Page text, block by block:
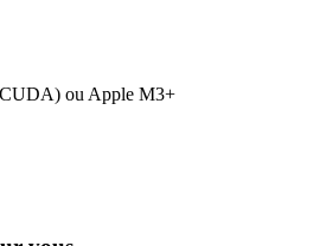
ou Apple M3+